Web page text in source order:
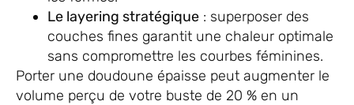
Le layering stratégique : superposer des
couches fines garantit une chaleur optimale
sans compromettre les courbes féminines.
Porter une doudoune épaisse peut augmenter le
volume perçu de votre buste de 20 % en un